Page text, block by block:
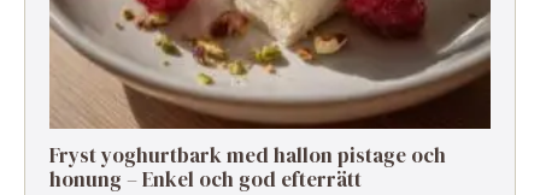
Fryst yoghurtbark med hallon pistage och
honung – Enkel och god efterrätt